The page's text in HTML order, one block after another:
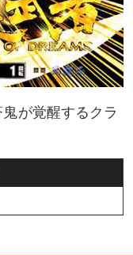
が覚醒するクラ